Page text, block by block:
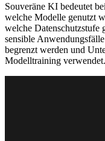
Souveräne KI bedeutet
welche Modelle genutzt
welche Datenschutzstufe
sensible
begrenzt werden und
Modelltraining verwendet.